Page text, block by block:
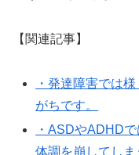
【関連記事】
・発達障害では
がちです。
・ASDやADHD
体調を崩してしま